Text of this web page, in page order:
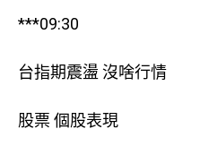
***09:30
台指期震盪 沒啥行情
股票 個股表現